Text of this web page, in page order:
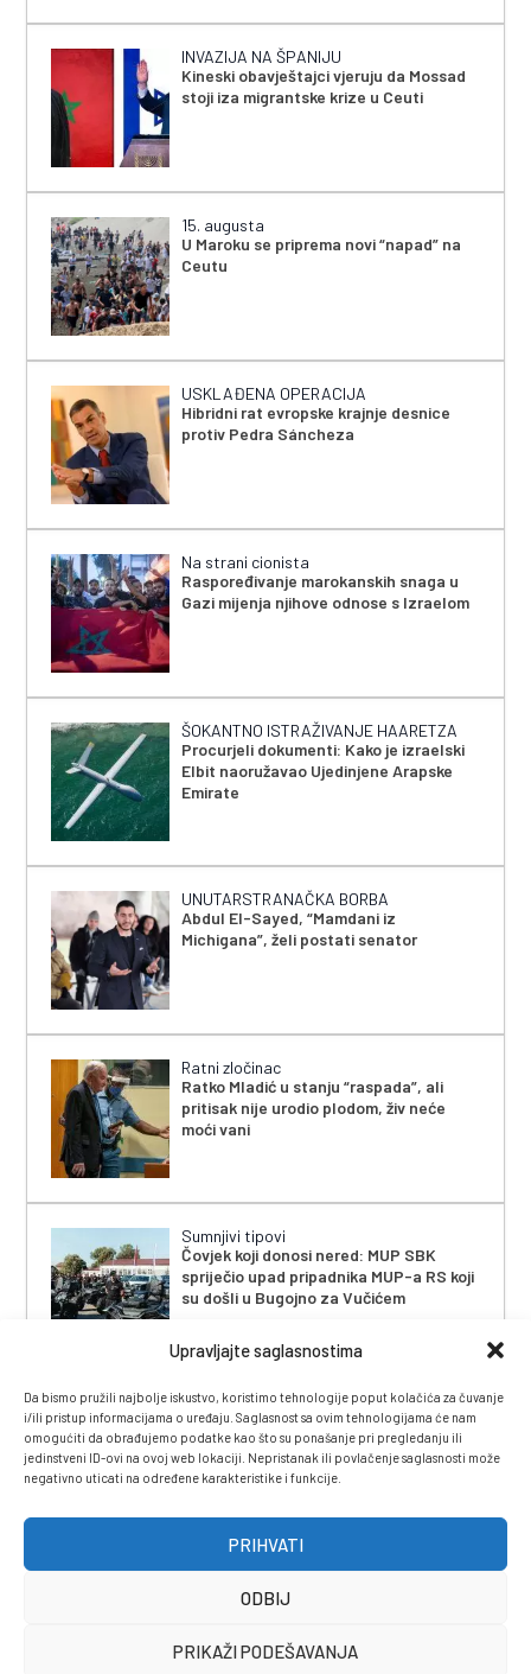
Upravljajte saglasnostima
Da bismo pružili najbolje iskustvo, koristimo tehnologije poput kolačića za čuvanje
i/ili pristup informacijama o uređaju. Saglasnost sa ovim tehnologijama će nam
omogućiti da obrađujemo podatke kao što su ponašanje pri pregledanju ili
jedinstveni ID-ovi na ovoj web lokaciji. Nepristanak ili povlačenje saglasnosti može
negativno uticati na određene karakteristike i funkcije.
PRIHVATI
ODBIJ
PRIKAŽI PODEŠAVANJA
INVAZIJA NA ŠPANIJU
Kineski obavještajci vjeruju da Mossad
stoji iza migrantske krize u Ceuti
15. augusta
U Maroku se priprema novi “napad” na
Ceutu
USKLAĐENA OPERACIJA
Hibridni rat evropske krajnje desnice
protiv Pedra Sáncheza
Na strani cionista
Raspoređivanje marokanskih snaga u
Gazi mijenja njihove odnose s Izraelom
ŠOKANTNO ISTRAŽIVANJE HAARETZA
Procurjeli dokumenti: Kako je izraelski
Elbit naoružavao Ujedinjene Arapske
Emirate
UNUTARSTRANAČKA BORBA
Abdul El-Sayed, “Mamdani iz
Michigana”, želi postati senator
Ratni zločinac
Ratko Mladić u stanju “raspada”, ali
pritisak nije urodio plodom, živ neće
moći vani
Sumnjivi tipovi
Čovjek koji donosi nered: MUP SBK
spriječio upad pripadnika MUP-a RS koji
su došli u Bugojno za Vučićem